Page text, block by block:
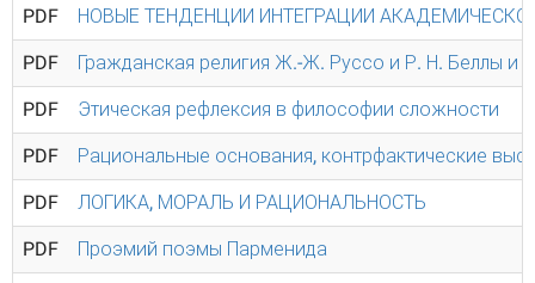
PDF НОВЫЕ ТЕНДЕНЦИИ ИНТЕГРАЦИИ
PDF Гражданская религия Ж.-Ж. Руссо и Р. Н. Беллы и
PDF Этическая рефлексия в философии сложности
PDF Рациональные основания, контрфактические
PDF ЛОГИКА, МОРАЛЬ И РАЦИОНАЛЬНОСТЬ
PDF Проэмий поэмы Парменида